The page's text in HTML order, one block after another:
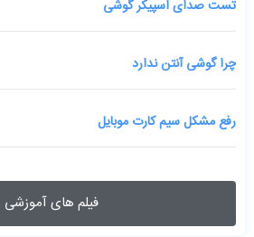
تست صدای اسپیکر گوشی
چرا گوشی آنتن ندارد
رفع مشکل سیم کارت موبایل
فیلم های آموزشی